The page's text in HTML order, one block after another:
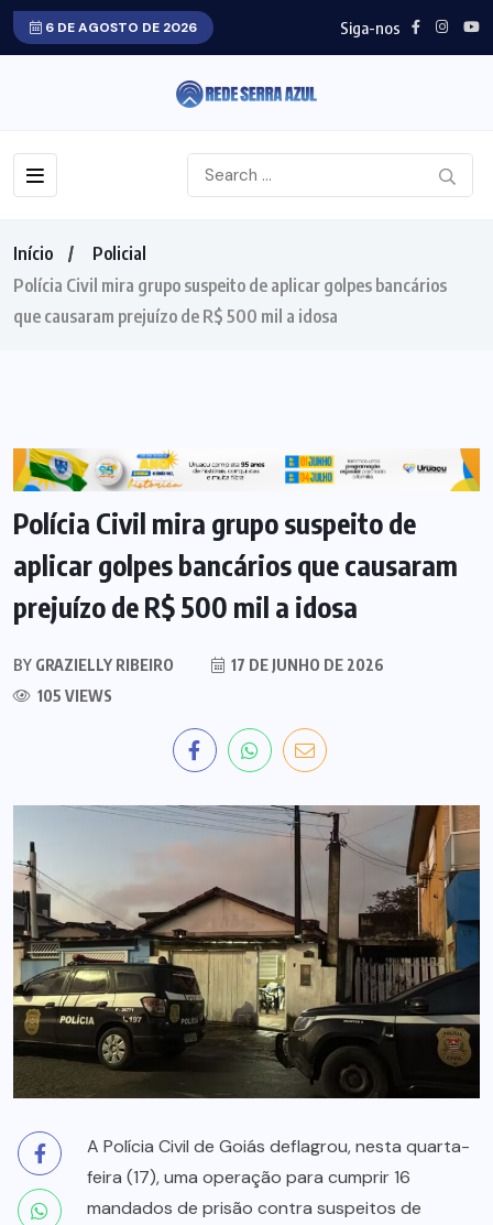
6 DE AGOSTO DE 2026 Siga-nos
Início
Policial
Polícia Civil mira grupo suspeito de aplicar golpes bancários
que causaram prejuízo de R$ 500 mil a idosa
POLICIAL GOIÁS
Polícia Civil mira grupo suspeito de
aplicar golpes bancários que causaram
prejuízo de R$ 500 mil a idosa
BY GRAZIELLY RIBEIRO
17 DE JUNHO DE 2026
105 VIEWS
A Polícia Civil de Goiás deflagrou, nesta quarta-
feira (17), uma operação para cumprir 16
mandados de prisão contra suspeitos de